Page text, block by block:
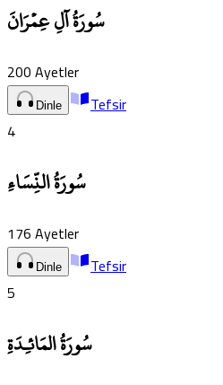
سُورَةُ آلِ عِمۡرَانَ
200Ayetler
Dinle
Tefsir
4
سُورَةُ النِّسَاءِ
176Ayetler
Dinle
Tefsir
5
سُورَةُ المَائـِدَةِ